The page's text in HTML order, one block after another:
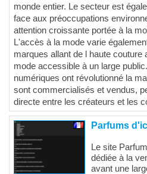
monde entier. Le secteur est
face aux préoccupations
attention croissante portée à la
L'accès à la mode varie
marques allant de l haute couture
mode accessible à un large
numériques ont révolutionné la
sont commercialisés et vendus,
directe entre les créateurs et les
Parfums
Le site
dédiée à la
avant une